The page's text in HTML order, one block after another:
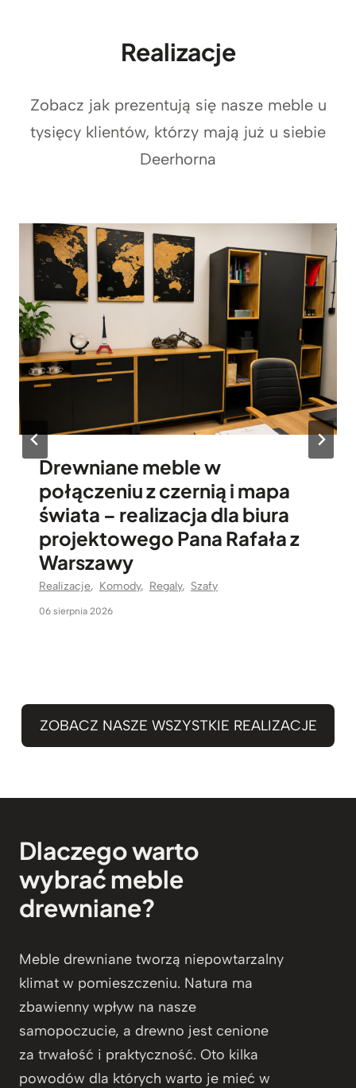
Realizacje
Zobacz jak prezentują się nasze meble u
tysięcy klientów, którzy mają już u siebie
Deerhorna
Jak wyposażyliśmy nowy
oddział sklepu odzieżowego
premium Szach Mat w
Jarosławiu?
Realizacje,Komody
realizacje Deerhorn
Wieszaki
05 sierpnia 2026
ZOBACZ NASZE WSZYSTKIE REALIZACJE
Dlaczego warto
wybrać meble
drewniane?
Meble drewniane tworzą niepowtarzalny
klimat w pomieszczeniu. Natura ma
zbawienny wpływ na nasze
samopoczucie, a drewno jest cenione
za trwałość i praktyczność. Oto kilka
powodów dla których warto je mieć w